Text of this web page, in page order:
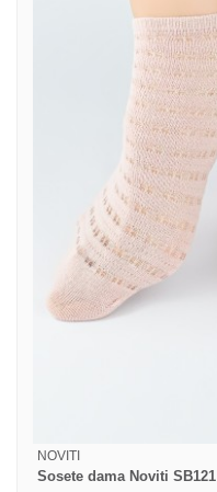
NOVITI
Sosete dama Noviti SB121